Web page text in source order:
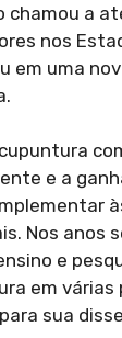
chamou a
nos
em uma
e a
Nos anos
e
em várias
sua